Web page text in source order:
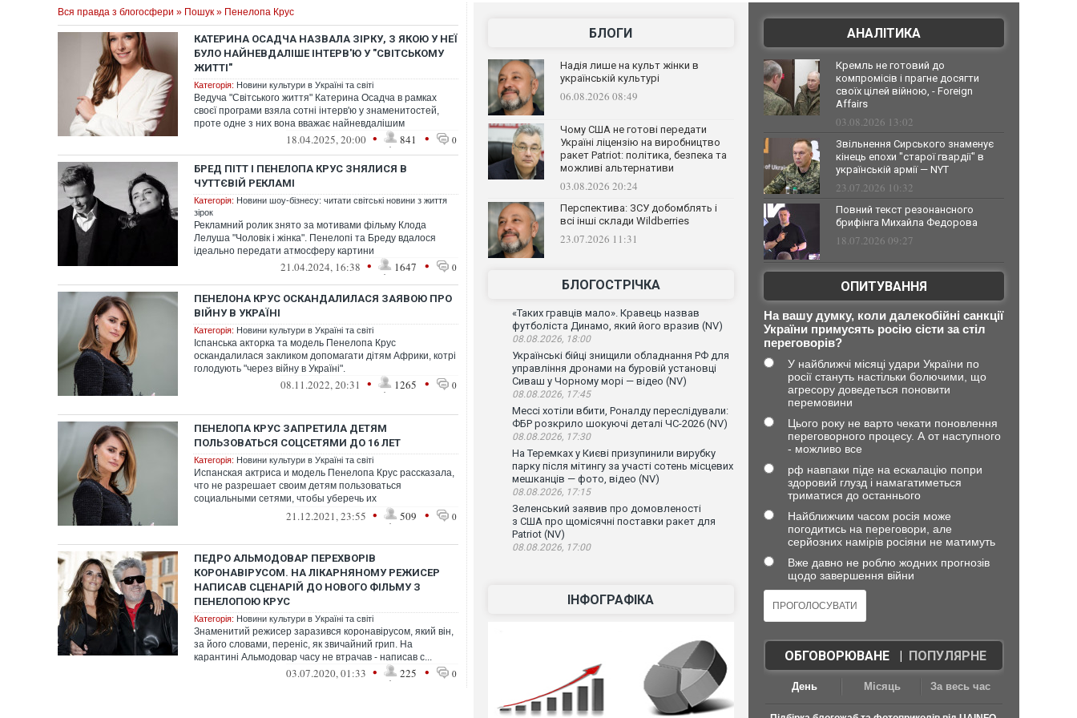
Вся правда з блогосфери » Пошук » Пенелопа Крус
КАТЕРИНА ОСАДЧА НАЗВАЛА ЗІРКУ, З ЯКОЮ У НЕЇ
БУЛО НАЙНЕВДАЛІШЕ ІНТЕРВ'Ю У "СВІТСЬКОМУ
ЖИТТІ"
Категорія: Новини культури в Україні та світі
Ведуча "Світського життя" Катерина Осадча в рамках
своєї програми взяла сотні інтерв'ю у знаменитостей,
проте одне з них вона вважає найневдалішим
18.04.2025, 20:00 • 841 • 0
БРЕД ПІТТ І ПЕНЕЛОПА КРУС ЗНЯЛИСЯ В
ЧУТТЄВІЙ РЕКЛАМІ
Категорія: Новини шоу-бізнесу: читати світські новини з життя
зірок
Рекламний ролик знято за мотивами фільму Клода
Лелуша "Чоловік і жінка". Пенелопі та Бреду вдалося
ідеально передати атмосферу картини
21.04.2024, 16:38 • 1647 • 0
ПЕНЕЛОНА КРУС ОСКАНДАЛИЛАСЯ ЗАЯВОЮ ПРО
ВІЙНУ В УКРАЇНІ
Категорія: Новини культури в Україні та світі
Іспанська акторка та модель Пенелопа Крус
оскандалилася закликом допомагати дітям Африки, котрі
голодують "через війну в Україні".
08.11.2022, 20:31 • 1265 • 0
ПЕНЕЛОПА КРУС ЗАПРЕТИЛА ДЕТЯМ
ПОЛЬЗОВАТЬСЯ СОЦСЕТЯМИ ДО 16 ЛЕТ
Категорія: Новини культури в Україні та світі
Испанская актриса и модель Пенелопа Крус рассказала,
что не разрешает своим детям пользоваться
социальными сетями, чтобы уберечь их
несформированную п...21.12.2021, 23:55 • 509 • 0
ПЕДРО АЛЬМОДОВАР ПЕРЕХВОРІВ
КОРОНАВІРУСОМ. НА ЛІКАРНЯНОМУ РЕЖИСЕР
НАПИСАВ СЦЕНАРІЙ ДО НОВОГО ФІЛЬМУ З
ПЕНЕЛОПОЮ КРУС
Категорія: Новини культури в Україні та світі
Знаменитий режисер заразився коронавірусом, який він,
за його словами, переніс, як звичайний грип. На
карантині Альмодовар часу не втрачав - написав с...
03.07.2020, 01:33 • 225 • 0
БЛОГИ
Надія лише на культ жінки в
українській культурі
06.08.2026 08:49
Чому США не готові передати
Україні ліцензію на виробництво
ракет Patriot: політика, безпека та
можливі альтернативи
03.08.2026 20:24
Перспектива: ЗСУ добомблять і
всі інші склади Wildberries
23.07.2026 11:31
БЛОГОСТРІЧКА
«Таких гравців мало». Кравець назвав
футболіста Динамо, який його вразив (NV)
08.08.2026, 18:00
Українські бійці знищили обладнання РФ для
управління дронами на буровій установці
Сиваш у Чорному морі — відео (NV)
08.08.2026, 17:45
Мессі хотіли вбити, Роналду переслідували:
ФБР розкрило шокуючі деталі ЧС-2026 (NV)
08.08.2026, 17:30
На Теремках у Києві призупинили вирубку
парку після мітингу за участі сотень місцевих
мешканців — фото, відео (NV)
08.08.2026, 17:15
Зеленський заявив про домовленості
з США про щомісячні поставки ракет для
Patriot (NV)
08.08.2026, 17:00
ІНФОГРАФІКА
АНАЛІТИКА
Кремль не готовий до
компромісів і прагне досягти
своїх цілей війною, - Foreign
Affairs
03.08.2026 13:02
Звільнення Сирського знаменує
кінець епохи "старої гвардії" в
українській армії — NYT
23.07.2026 10:32
Повний текст резонансного
брифінга Михайла Федорова
18.07.2026 09:27
ОПИТУВАННЯ
На вашу думку, коли далекобійні санкції
України примусять росію сісти за стіл
переговорів?
У найближчі місяці удари України по
росії стануть настільки болючими, що
агресору доведеться поновити
перемовини
Цього року не варто чекати поновлення
переговорного процесу. А от наступного
- можливо все
рф навпаки піде на ескалацію попри
здоровий глузд і намагатиметься
триматися до останнього
Найближчим часом росія може
погодитись на переговори, але
серйозних намірів росіяни не матимуть
Вже давно не роблю жодних прогнозів
щодо завершення війни
ОБГОВОРЮВАНЕ| ПОПУЛЯРНЕ
День Місяць За весь час